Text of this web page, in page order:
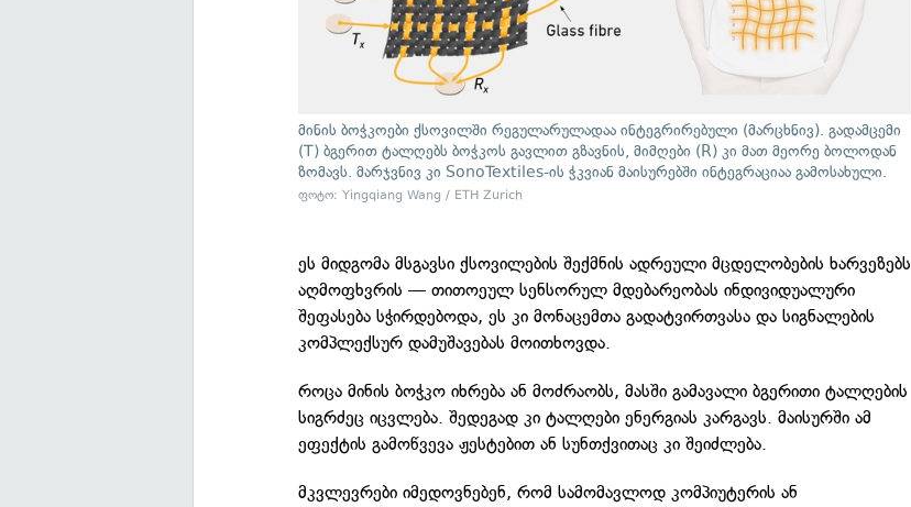
მინის ბოჭკოები ქსოვილში რეგულარულადაა ინტეგრირებული (მარცხნივ). გადამცემი
(T) ბგერით ტალღებს ბოჭკოს გავლით გზავნის, მიმღები (R) კი მათ მეორე ბოლოდან
ზომავს. მარჯვნივ კი SonoTextiles-ის ჭკვიან მაისურებში ინტეგრაციაა გამოსახული.
ფოტო: Yingqiang Wang / ETH Zurich
ეს მიდგომა მსგავსი ქსოვილების შექმნის ადრეული მცდელობების ხარვეზებს
აღმოფხვრის — თითოეულ სენსორულ მდებარეობას ინდივიდუალური
შეფასება სჭირდებოდა, ეს კი მონაცემთა გადატვირთვასა და სიგნალების
კომპლექსურ დამუშავებას მოითხოვდა.
როცა მინის ბოჭკო იხრება ან მოძრაობს, მასში გამავალი ბგერითი ტალღების
სიგრძეც იცვლება. შედეგად კი ტალღები ენერგიას კარგავს. მაისურში ამ
ეფექტის გამოწვევა ჟესტებით ან სუნთქვითაც კი შეიძლება.
მკვლევრები იმედოვნებენ, რომ სამომავლოდ კომპიუტერის ან